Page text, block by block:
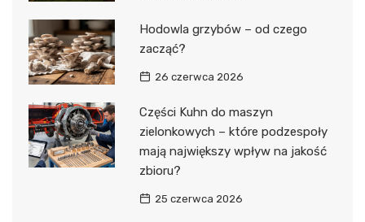
Hodowla grzybów – od czego
zacząć?
26 czerwca 2026
Części Kuhn do maszyn
zielonkowych – które podzespoły
mają największy wpływ na jakość
zbioru?
25 czerwca 2026